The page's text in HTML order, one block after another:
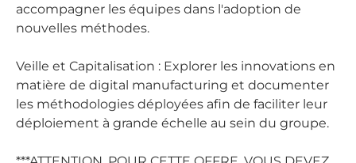
accompagner les équipes dans l'adoption de
nouvelles méthodes.
Veille et Capitalisation : Explorer les innovations en
matière de digital manufacturing et documenter
les méthodologies déployées afin de faciliter leur
déploiement à grande échelle au sein du groupe.